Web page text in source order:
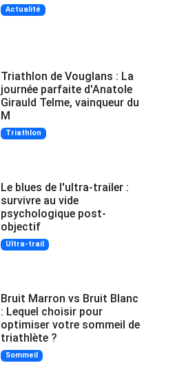
Actualité
Triathlon de Vouglans : La
journée parfaite d'Anatole
Girauld Telme, vainqueur du
M
Triathlon
Le blues de l'ultra-trailer :
survivre au vide
psychologique post-
objectif
Ultra-trail
Bruit Marron vs Bruit Blanc
: Lequel choisir pour
optimiser votre sommeil de
triathlète ?
Sommeil